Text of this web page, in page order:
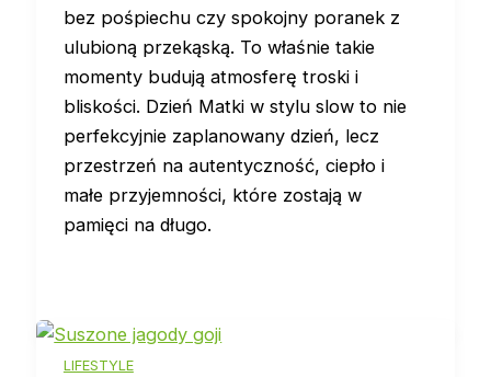
bez pośpiechu czy spokojny poranek z
ulubioną przekąską. To właśnie takie
momenty budują atmosferę troski i
bliskości. Dzień Matki w stylu slow to nie
perfekcyjnie zaplanowany dzień, lecz
przestrzeń na autentyczność, ciepło i
małe przyjemności, które zostają w
pamięci na długo.
LIFESTYLE